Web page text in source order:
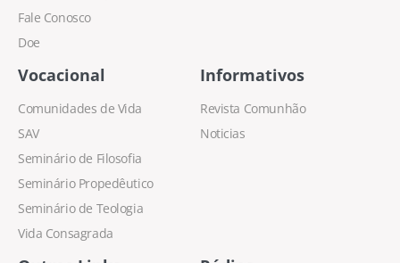
Fale Conosco
Doe
Vocacional
Comunidades de Vida
SAV
Seminário de Filosofia
Seminário Propedêutico
Seminário de Teologia
Vida Consagrada
Informativos
Revista Comunhão
Noticias